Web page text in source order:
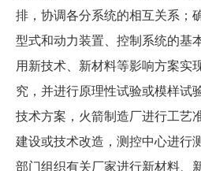
排，协调各分系统的相互关系；
型式和动力装置、控制系统的基
用新技术、新材料等影响方案实
究，并进行原理性试验或模样试
技术方案，火箭制造厂进行工艺
建设或技术改造，测控中心进行
部门组织有关厂家进行新材料、